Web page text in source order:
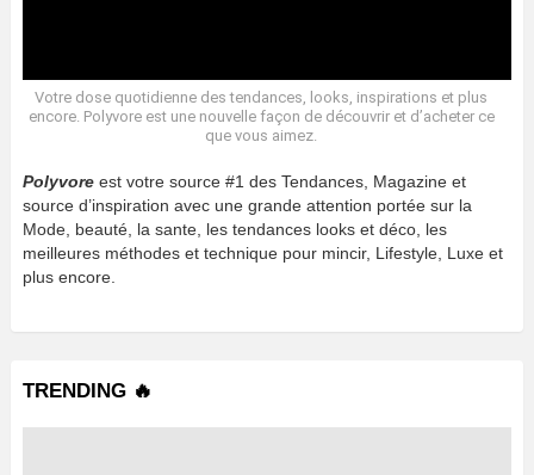
Votre dose quotidienne des tendances, looks, inspirations et plus
encore. Polyvore est une nouvelle façon de découvrir et d’acheter ce
que vous aimez.
Polyvore est votre source #1 des Tendances, Magazine et
source d’inspiration avec une grande attention portée sur la
Mode, beauté, la sante, les tendances looks et déco, les
meilleures méthodes et technique pour mincir, Lifestyle, Luxe et
plus encore.
TRENDING 🔥